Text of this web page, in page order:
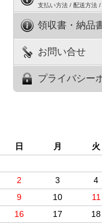
支払い方法 / 配送方法
領収書・納品
お問い合せ
プライバシー
日
月 火
2
3 4
9
10 11
16
17 18